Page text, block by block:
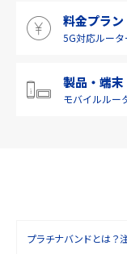
料金プラ
5G対応ルータ
製品・端末
モバイルルー
プラチナバンドとは？